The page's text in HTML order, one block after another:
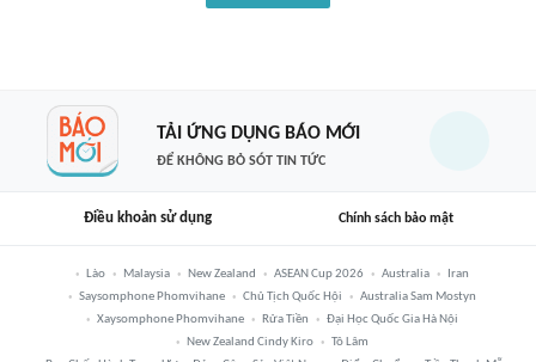
TẢI ỨNG DỤNG BÁO MỚI
ĐỂ KHÔNG BỎ SÓT TIN TỨC
Điều khoản sử dụng Chính sách bảo mật
Lào Malaysia New Zealand ASEAN Cup 2026 Australia
Iran
Saysomphone Phomvihane
Chủ Tịch Quốc Hội
Australia Sam Mostyn
Xaysomphone Phomvihane
Rửa Tiền
Đại Học Quốc Gia Hà Nội
New Zealand Cindy Kiro
Tô Lâm